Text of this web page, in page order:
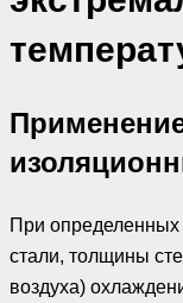
При определенных
стали, толщины
воздуха)